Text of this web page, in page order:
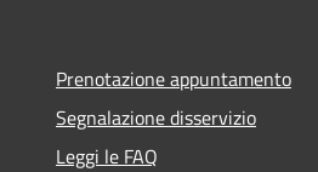
Prenotazione appuntamento
Segnalazione disservizio
Leggi le FAQ